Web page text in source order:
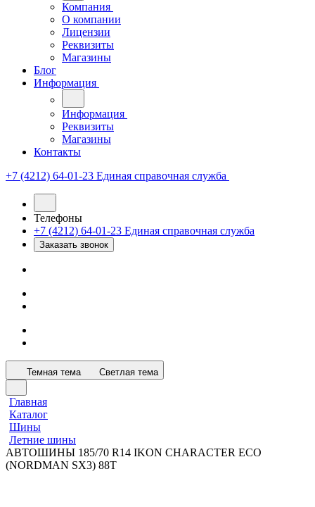
Компания
О компании
Лицензии
Реквизиты
Магазины
Блог
Информация
Информация
Реквизиты
Магазины
Контакты
+7 (4212) 64-01-23 Единая справочная служба
Телефоны
+7 (4212) 64-01-23 Единая справочная служба
Заказать звонок
Темная тема Светлая тема
Главная
Каталог
Шины
Летние шины
АВТОШИНЫ 185/70 R14 IKON CHARACTER ECO
(NORDMAN SX3) 88T